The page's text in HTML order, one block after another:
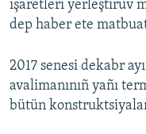
işaretleri yerleştirüv
dep haber ete
2017 senesi dekabr
avalimanınıñ yañı
bütün